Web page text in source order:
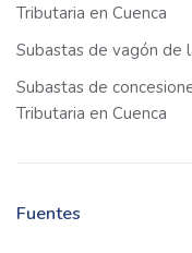
Tributaria en Cuenca
Subastas de vagón de
Subastas de
Tributaria en Cuenca
Fuentes